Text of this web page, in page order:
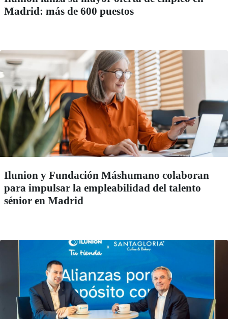
Madrid: más de 600 puestos
Ilunion y Fundación Máshumano colaboran
para impulsar la empleabilidad del talento
sénior en Madrid